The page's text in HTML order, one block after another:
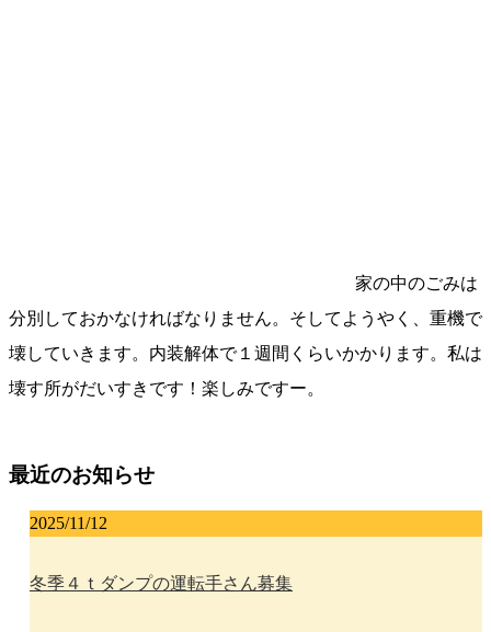
家の中のごみは
分別しておかなければなりません。そしてようやく、重機で
壊していきます。内装解体で１週間くらいかかります。私は
壊す所がだいすきです！楽しみですー。
最近のお知らせ
2025/11/12
冬季４ｔダンプの運転手さん募集